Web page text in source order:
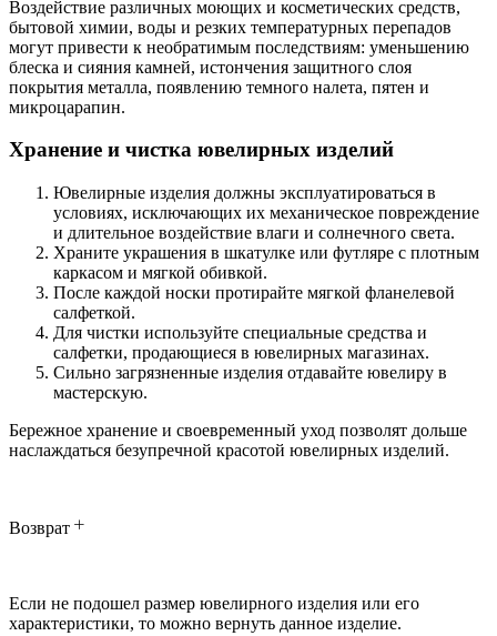
Воздействие различных моющих и косметических средств,
бытовой химии, воды и резких температурных перепадов
могут привести к необратимым последствиям: уменьшению
блеска и сияния камней, истончения защитного слоя
покрытия металла, появлению темного налета, пятен и
микроцарапин.
Хранение и чистка ювелирных изделий
Ювелирные изделия должны эксплуатироваться в
условиях, исключающих их механическое повреждение
и длительное воздействие влаги и солнечного света.
Храните украшения в шкатулке или футляре с плотным
каркасом и мягкой обивкой.
После каждой носки протирайте мягкой фланелевой
салфеткой.
Для чистки используйте специальные средства и
салфетки, продающиеся в ювелирных магазинах.
Сильно загрязненные изделия отдавайте ювелиру в
мастерскую.
Бережное хранение и своевременный уход позволят дольше
наслаждаться безупречной красотой ювелирных изделий.
Возврат
Если не подошел размер ювелирного изделия или его
характеристики, то можно вернуть данное изделие.